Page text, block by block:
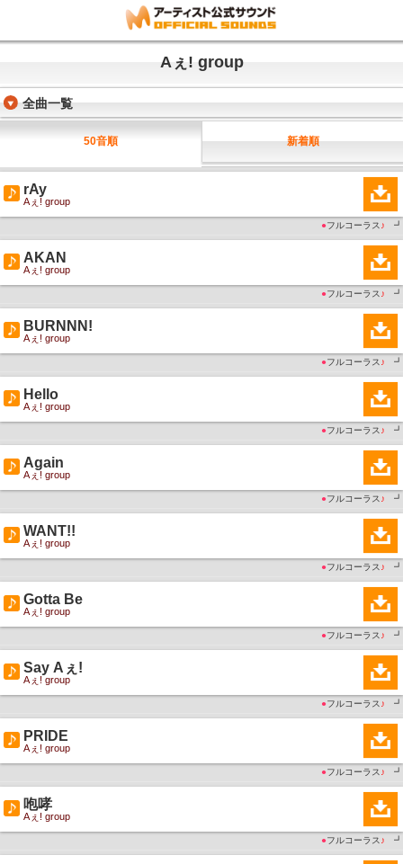
Aぇ! group
全曲一覧
50音順 新着順
rAy
Aぇ! group
●フルコーラス ♪ ┛
AKAN
Aぇ! group
●フルコーラス ♪ ┛
BURNNN!
Aぇ! group
●フルコーラス ♪ ┛
Hello
Aぇ! group
●フルコーラス ♪ ┛
Again
Aぇ! group
●フルコーラス ♪ ┛
WANT!!
Aぇ! group
●フルコーラス ♪ ┛
Gotta Be
Aぇ! group
●フルコーラス ♪ ┛
Say Aぇ!
Aぇ! group
●フルコーラス ♪ ┛
PRIDE
Aぇ! group
●フルコーラス ♪ ┛
咆哮
Aぇ! group
●フルコーラス ♪ ┛